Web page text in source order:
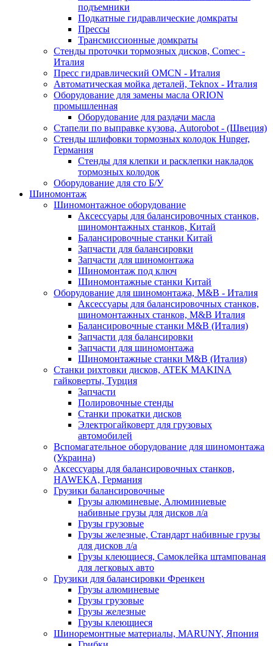
подъемники
Подкатные гидравлические домкраты
Прессы
Трансмиссионные домкраты
Стенды проточки тормозных дисков, Comec -
Италия
Пресс гидравлический OMCN - Италия
Автоматическая мойка деталей, Teknox - Италия
Оборудование для замены масла ORION
промышленная
Оборудование для раздачи масла
Стапели по выправке кузова, Autorobot - (Швеция)
Стенды шлифовки тормозных колодок Hunger,
Германия
Стенды для клепки и расклепки накладок
тормозных колодок
Оборудование для сто Б/У
Шиномонтаж
Шиномонтажное оборудование
Аксессуары для балансировочных станков,
шиномонтажных станков, Китай
Балансировочные станки Китай
Запчасти для балансировки
Запчасти для шиномонтажа
Шиномонтаж под ключ
Шиномонтажные станки Китай
Оборудование для шиномонтажа, M&B - Италия
Аксессуары для балансировочных станков,
шиномонтажных станков, M&B Италия
Балансировочные станки M&B (Италия)
Запчасти для балансировки
Запчасти для шиномонтажа
Шиномонтажные станки M&B (Италия)
Станки рихтовки дисков, ATEK MAKINA
гайковерты, Турция
Запчасти
Полировочные стенды
Станки прокатки дисков
Электрогайковерт для грузовых
автомобилей
Вспомагательное оборудование для шиномонтажа
(Украина)
Аксессуары для балансировочных станков,
HAWEKA, Германия
Грузики балансировочные
Грузы алюминевые, Алюминиевые
набивные грузы для дисков л/а
Грузы грузовые
Грузы железные, Cтандарт набивные грузы
для дисков л/а
Грузы клеющиеся, Самоклейка штампованая
для легковых авто
Грузики для балансировки Френкен
Грузы алюминевые
Грузы грузовые
Грузы железные
Грузы клеющиеся
Шиноремонтные материалы, MARUNY, Япония